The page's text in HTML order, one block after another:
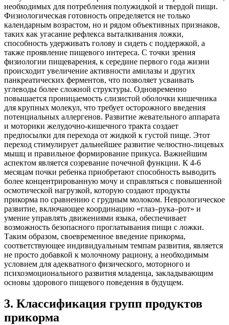
необходимых для потребления полужидкой и твердой пищи.
Физиологическая готовность определяется не только
календарным возрастом, но и рядом объективных признаков,
таких как угасание рефлекса выталкивания ложки,
способность удерживать голову и сидеть с поддержкой, а
также проявление пищевого интереса. С точки зрения
физиологии пищеварения, к середине первого года жизни
происходит увеличение активности амилазы и других
панкреатических ферментов, что позволяет усваивать
углеводы более сложной структуры. Одновременно
повышается проницаемость слизистой оболочки кишечника
для крупных молекул, что требует осторожного введения
потенциальных аллергенов. Развитие жевательного аппарата
и моторики желудочно-кишечного тракта создает
предпосылки для перехода от жидкой к густой пище. Этот
переход стимулирует дальнейшее развитие челюстно-лицевых
мышц и правильное формирование прикуса. Важнейшим
аспектом является созревание почечной функции. К 4-6
месяцам почки ребенка приобретают способность выводить
более концентрированную мочу и справляться с повышенной
осмотической нагрузкой, которую создают продукты
прикорма по сравнению с грудным молоком. Неврологическое
развитие, включающее координацию «глаз–рука–рот» и
умение управлять движениями языка, обеспечивает
возможность безопасного проглатывания пищи с ложки.
Таким образом, своевременное введение прикорма,
соответствующее индивидуальным темпам развития, является
не просто добавкой к молочному рациону, а необходимым
условием для адекватного физического, моторного и
психоэмоционального развития младенца, закладывающим
основы здорового пищевого поведения в будущем.
3. Классификация групп продуктов
прикорма